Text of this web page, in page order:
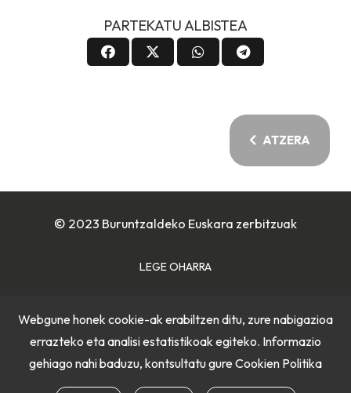
PARTEKATU ALBISTEA
ATZERA
© 2023 Buruntzaldeko Euskara zerbitzuak
LEGE OHARRA
PRIBATUTASUN POLITIKA
Webgune honek cookie-ak erabiltzen ditu, zure nabigazioa
errazteko eta analisi estatistikoak egiteko. Informazio
gehiago nahi baduzu, kontsultatu gure Cookien Politika